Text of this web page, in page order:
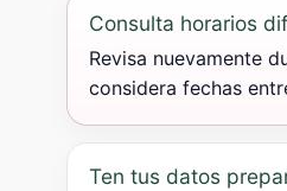
Consulta horarios
Revisa nuevamente
considera fechas
Ten tus datos